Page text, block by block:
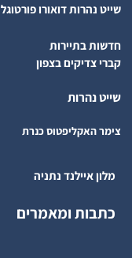
שייט נהרות דואורו פורטוגל
חדשות בתיירות
קברי צדיקים בצפון
שייט נהרות
צימר האקליפטוס כנרת
מלון איילנד נתניה
כתבות ומאמרים